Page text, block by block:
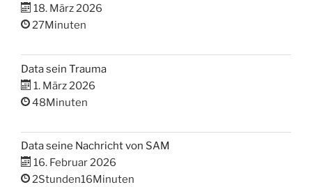
18. März 2026
27Minuten
Data sein Trauma
1. März 2026
48Minuten
Data seine Nachricht von SAM
16. Februar 2026
2Stunden16Minuten